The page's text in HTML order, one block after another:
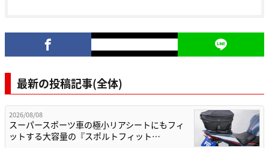
最新の投稿記事(全体)
2026/08/08
スーパースポーツ車の極小リアシートにもフィ
ットする大容量の『スポルトフィット…